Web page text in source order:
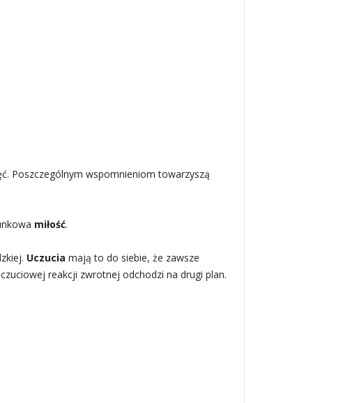
Poszczególnym wspomnieniom towarzyszą
miłość.
Uczucia mają to do siebie, że zawsze
reakcji zwrotnej odchodzi na drugi plan.